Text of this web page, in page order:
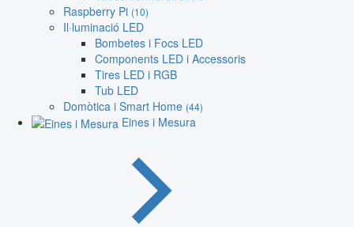
Raspberry Pi (10)
Il·luminació LED
Bombetes i Focs LED
Components LED i Accessoris
Tires LED i RGB
Tub LED
Domòtica i Smart Home (44)
Eines i Mesura